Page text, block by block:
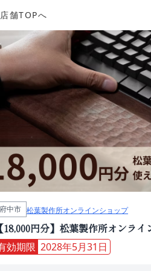
店舗TOPへ
府中市 松葉製作所オンラインショップ
【18,000円分】松葉製作所オンラ
効期限 2028年5月31日